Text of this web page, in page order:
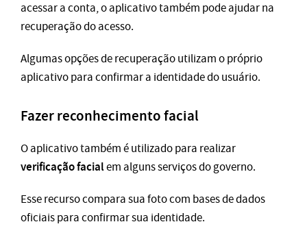
acessar a conta, o aplicativo também pode ajudar na
recuperação do acesso.
Algumas opções de recuperação utilizam o próprio
aplicativo para confirmar a identidade do usuário.
Fazer reconhecimento facial
O aplicativo também é utilizado para realizar
verificação facialem alguns serviços do governo.
Esse recurso compara sua foto com bases de dados
oficiais para confirmar sua identidade.